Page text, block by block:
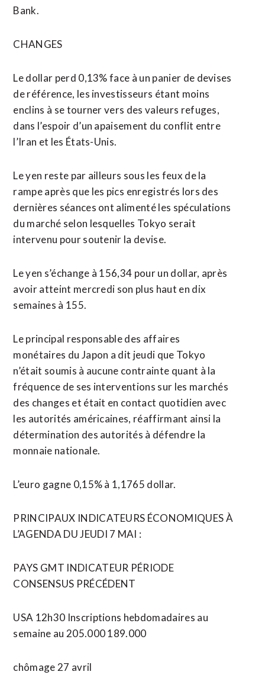
Bank.
CHANGES
Le dollar perd 0,13% face à un panier de devises
de référence, les investisseurs étant moins
enclins à se tourner vers des valeurs refuges,
dans l’espoir d’un apaisement du conflit entre
l’Iran et les États-Unis.
Le yen reste par ailleurs sous les feux de la
rampe après que les pics ⁠enregistrés lors des
dernières séances ont alimenté les spéculations
du marché selon lesquelles Tokyo serait
intervenu pour soutenir la devise.
Le yen s’échange à 156,34 pour un dollar, après
avoir atteint mercredi son plus haut en dix
semaines à 155.
Le principal responsable des affaires
monétaires du Japon a dit jeudi que Tokyo
n’était soumis à aucune contrainte quant à la
fréquence de ses interventions sur les marchés
des changes et était en contact quotidien avec
les autorités ​américaines, réaffirmant ainsi la
détermination des autorités à défendre la
monnaie nationale.
L’euro gagne 0,15% à 1,1765 dollar.
PRINCIPAUX INDICATEURS ÉCONOMIQUES À
L’AGENDA DU JEUDI 7 MAI :
PAYS GMT INDICATEUR PÉRIODE
CONSENSUS PRÉCÉDENT
USA 12h30 Inscriptions hebdomadaires ​au
semaine au 205.000 189.000
chômage 27 avril